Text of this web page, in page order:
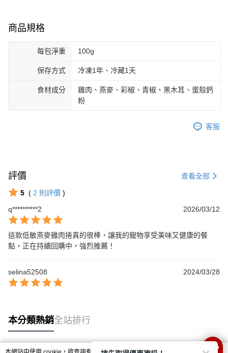
商品規格
每包淨重 100g
保存方式 冷凍1年、冷藏1天
食材成分
雞肉、燕麥、彩椒、青椒、黑木耳、蛋殼鈣
粉
客服
評價 查看全部
5 ( 2 則評價 )
q**********2
2026/03/12
這款低敏燕麥雞肉捲真的很棒，讓我的寵物享受美味又健康的餐
點，正在持續回購中，強烈推薦！
selina52508 2024/03/28
本分類熱銷全站排行